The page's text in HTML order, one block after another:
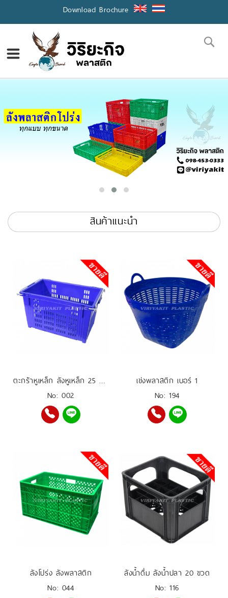
Skip
to
Download Brochure
สินค้าแนะนำ
ตะกร้าหูเหล็ก ลังหูเหล็ก 25 กิโล
No: 002
เข่งพลาสติก เบอร์ 1
No: 194
ลังโปร่ง ลังพลาสติก
No: 044
ลังน้ำดื่ม ลังน้ำปลา 20 ขวด
No: 116